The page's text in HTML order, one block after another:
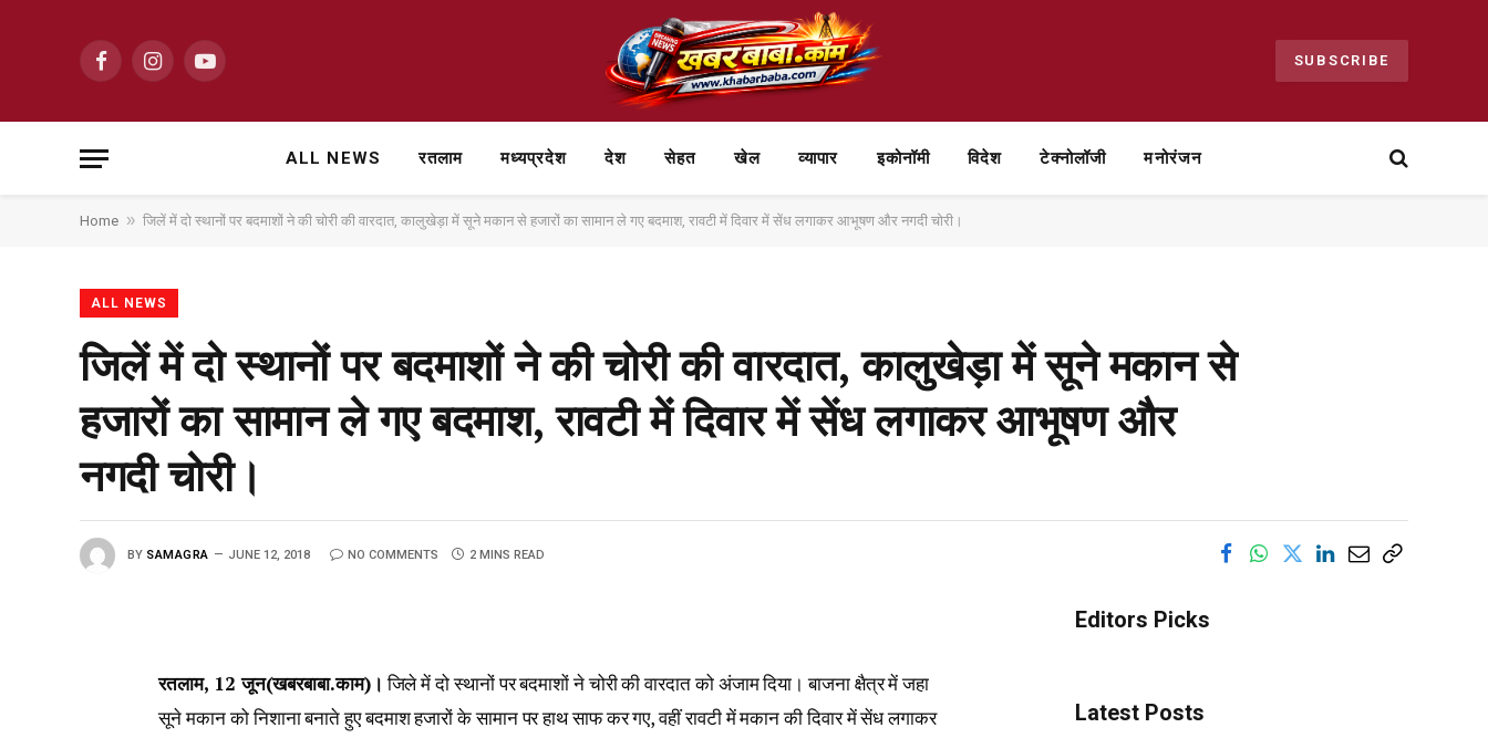
FacebookInstagramYouTube SUBSCRIBE
ALL NEWS रतलाम मध्यप्रदेश देश सेहत खेल व्यापार ⁠इकोनॉमी विदेश टेक्नोलॉजी मनोरंजन
Home » जिलें में दो स्थानों पर बदमाशों ने की चोरी की वारदात, कालुखेड़ा में सूने मकान से हजारों का सामान ले गए बदमाश, रावटी में दिवार में सेंध लगाकर आभूषण और नगदी चोरी।
ALL NEWS
जिलें में दो स्थानों पर बदमाशों ने की चोरी की वारदात, कालुखेड़ा में सूने मकान से
हजारों का सामान ले गए बदमाश, रावटी में दिवार में सेंध लगाकर आभूषण और
नगदी चोरी।
BY SAMAGRA JUNE 12, 2018 NO COMMENTS 2 MINS READ
रतलाम, 12 जून(खबरबाबा.काम)। जिले में दो स्थानों पर बदमाशों ने चोरी की वारदात को अंजाम दिया। बाजना क्षैत्र में जहा
सूने मकान को निशाना बनाते हुए बदमाश हजारों के सामान पर हाथ साफ कर गए, वहीं रावटी में मकान की दिवार में सेंध लगाकर
Editors Picks
Latest Posts